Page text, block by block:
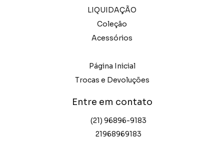
LIQUIDAÇÃO
Coleção
Acessórios
Página Inicial
Trocas e Devoluções
Entre em contato
(21) 96896-9183
21968969183